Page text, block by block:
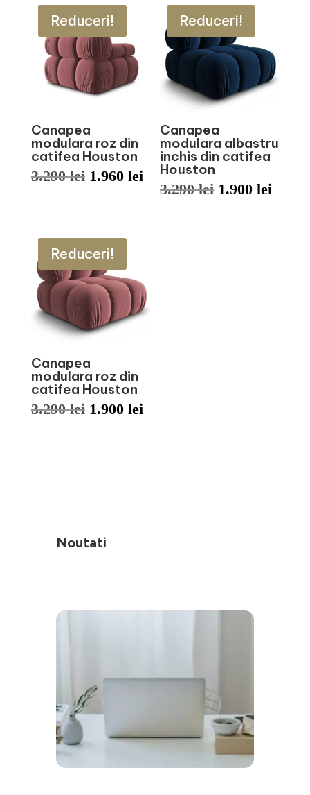
Reduceri!
Canapea
modulara roz din
catifea Houston
3.290lei Prețul
fost:
3.290 lei.
1.960 leiPrețul
Reduceri!
Canapea
modulara albastru
inchis din catifea
Houston
3.290lei Prețul
1.900lei
Reduceri!
Canapea
modulara roz din
catifea Houston
3.290lei Prețul
1.900 leiPrețul
Noutati